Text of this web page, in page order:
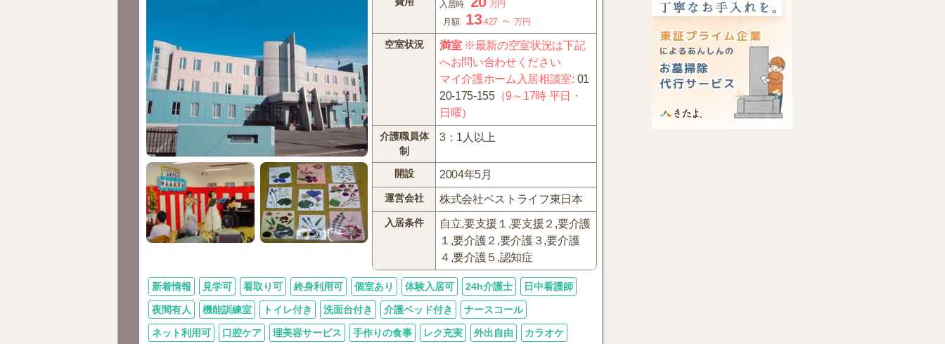
入居時
万円
月額
13.427 ～万円
空室状況 満室※最新の空室状況は下記
へお問い合わせください
マイ介護ホーム入居相談室: 01
20-175-155（9～17時 平日・
日曜）
介護職員体
制
3：1人以上
開設 2004年5月
運営会社 株式会社ベストライフ東日本
入居条件
自立,要支援１,要支援２,要介護
１,要介護２,要介護３,要介護
４,要介護５,認知症
新着情報 見学可 看取り可 終身利用可 個室あり 体験入居可 24h介護士 日中看護師
夜間有人 機能訓練室 トイレ付き 洗面台付き 介護ベッド付き ナースコール
ネット利用可 口腔ケア 理美容サービス 手作りの食事 レク充実 外出自由 カラオケ